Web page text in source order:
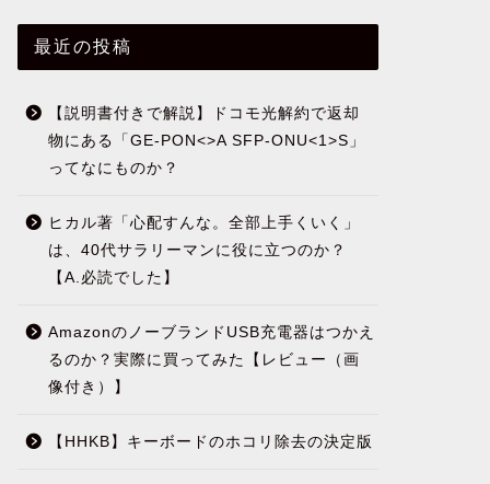
【動画あり】100均のシリコンスプ
レーをヘッドライト曇り取りに使っ
良い！USは後悔している人多
最近の投稿
【説明書付きで解説】ドコモ光解約で返却
物にある「GE-PON<>A SFP-ONU<1>S」
ってなにものか？
ヒカル著「心配すんな。全部上手くいく」
は、40代サラリーマンに役に立つのか？
【A.必読でした】
AmazonのノーブランドUSB充電器はつかえ
るのか？実際に買ってみた【レビュー（画
像付き）】
【HHKB】キーボードのホコリ除去の決定版